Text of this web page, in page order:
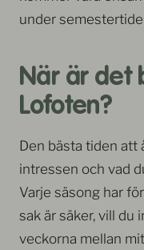
under
När är det
Lofoten?
Den bästa tiden att
intressen och vad
Varje säsong har
sak är säker, vill du
veckorna mellan